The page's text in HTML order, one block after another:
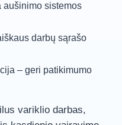
aušinimo sistemos
darbų sąrašo
– geri patikimumo
variklio darbas,